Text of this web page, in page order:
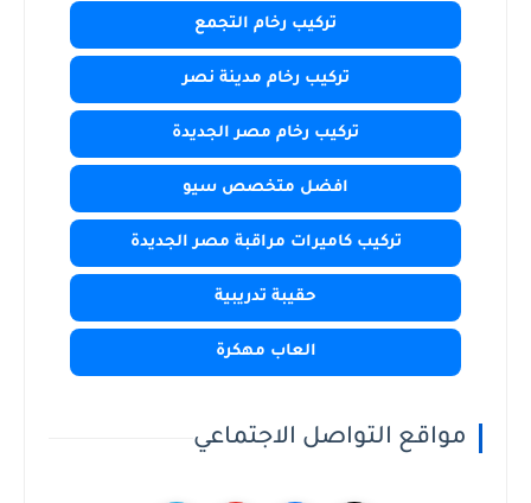
تركيب رخام التجمع
تركيب رخام مدينة نصر
تركيب رخام مصر الجديدة
افضل متخصص سيو
تركيب كاميرات مراقبة مصر الجديدة
حقيبة تدريبية
العاب مهكرة
مواقع التواصل الاجتماعي